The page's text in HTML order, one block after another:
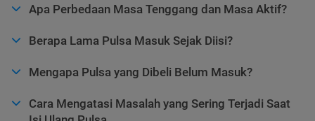
Apa Perbedaan Masa Tenggang dan Masa Aktif?
Berapa Lama Pulsa Masuk Sejak Diisi?
Mengapa Pulsa yang Dibeli Belum Masuk?
Cara Mengatasi Masalah yang Sering Terjadi Saat